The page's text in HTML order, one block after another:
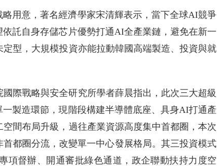
用意，著名經濟學家宋清輝表示，當下全球AI競爭
託自身存儲芯片優勢打通AI全產業鏈，避免在新一
型，大規模投資亦能拉動韓國高端製造、投資與就
際戰略與安全研究所學者薛晨指出，此次三大超級
製造環節，現階段構建半導體底座、具身AI打通產
間布局升級，過往產業資源高度集中首都圈，本次
都圈分流，改變單一中心發展格局。其三投資模式
項督辦、開通審批綠色通道，政企聯動扶持力度空